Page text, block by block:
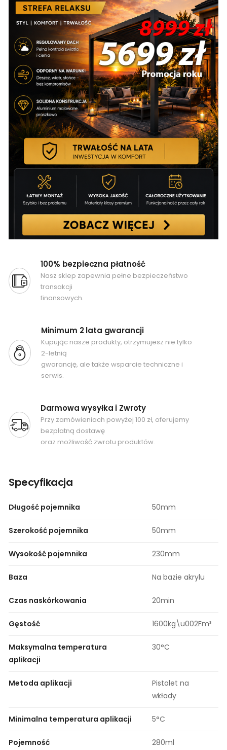
100% bezpieczna płatność
Nasz sklep zapewnia pełne bezpieczeństwo
transakcji
finansowych.
Minimum 2 lata gwarancji
Kupując nasze produkty, otrzymujesz nie tylko
2-letnią
gwarancję, ale także wsparcie techniczne i
serwis.
Darmowa wysyłka i Zwroty
Przy zamówieniach powyżej 100 zł, oferujemy
bezpłatną dostawę
oraz możliwość zwrotu produktów.
Specyfikacja
Długość pojemnika 50mm
Szerokość pojemnika 50mm
Wysokość pojemnika 230mm
Baza Na bazie akrylu
Czas naskórkowania 20min
Gęstość 1600kg\u002Fm³
Maksymalna temperatura
aplikacji
30°C
Metoda aplikacji
Pistolet na
wkłady
Minimalna temperatura aplikacji 5°C
Pojemność 280ml